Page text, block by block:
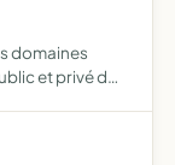
domaines
et privé de